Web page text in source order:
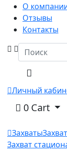
О
Отзывы
Контакты
Личный
0 Cart
Захваты
Захват